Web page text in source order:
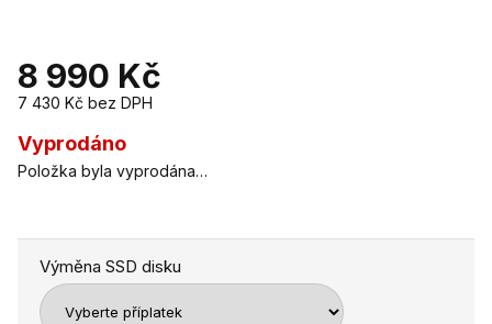
8 990 Kč
7 430 Kč bez DPH
Měrná
cena:
Vyprodáno
Výměna SSD disku
Položka byla vyprodána…